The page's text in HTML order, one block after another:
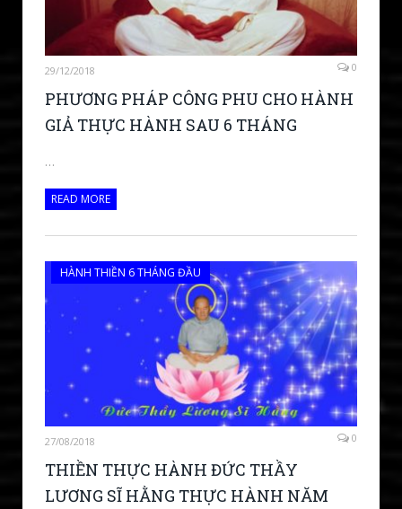
29/12/2018 0
PHƯƠNG PHÁP CÔNG PHU CHO HÀNH
GIẢ THỰC HÀNH SAU 6 THÁNG
…
READ MORE
HÀNH THIỀN 6 THÁNG ĐẦU
27/08/2018 0
THIỀN THỰC HÀNH ĐỨC THẦY
LƯƠNG SĨ HẰNG THỰC HÀNH NĂM